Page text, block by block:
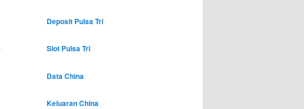
Deposit Pulsa Tri
Slot Pulsa Tri
Data China
Keluaran China